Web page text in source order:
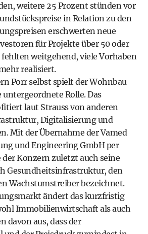
weitere 25 Prozent stünden vor
in Relation zu den
erschwerten neue
für Projekte über 50 oder
weitgehend, viele Vorhaben
realisiert.
Porr selbst spielt der Wohnbau
Rolle. Das
laut Strauss von anderen
Digitalisierung und
Mit der Übernahme der Vamed
und Engineering GmbH per
Konzern zuletzt auch seine
Gesundheitsinfrastruktur, den
Wachstumstreiber bezeichnet.
ändert das kurzfristig
Immobilienwirtschaft als auch
davon aus, dass der